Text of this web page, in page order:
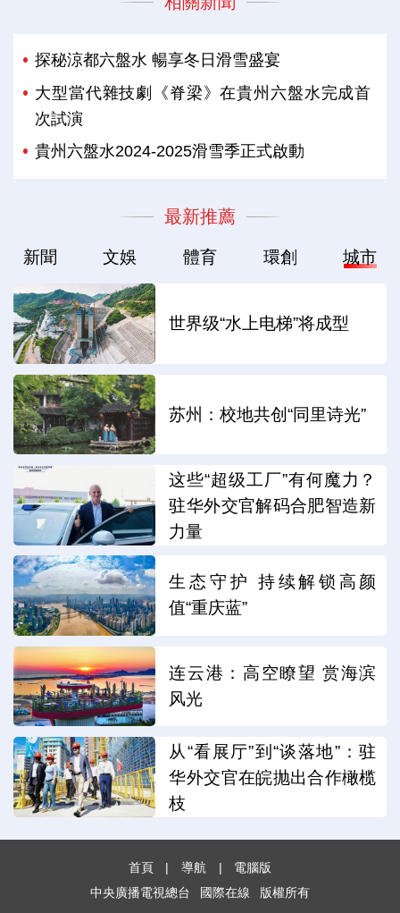
探秘涼都六盤水 暢享冬日滑雪盛宴
大型當代雜技劇《脊梁》在貴州六盤水完成首
次試演
貴州六盤水2024-2025滑雪季正式啟動
最新推薦
新聞 文娛 體育 環創 城市
世界级“水上电梯”将成型
苏州：校地共创“同里诗光”
这些“超级工厂”有何魔力？
驻华外交官解码合肥智造新
力量
生态守护 持续解锁高颜
值“重庆蓝”
连云港：高空瞭望 赏海滨
风光
从“看展厅”到“谈落地”：驻
华外交官在皖抛出合作橄榄
枝
首頁 | 導航 |
電腦版
中央廣播電視總台
國際在線 版權所有